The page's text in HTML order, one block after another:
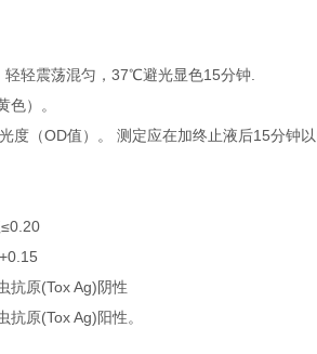
轻震荡混匀，37℃避光显色15分钟.
）。
（OD值）。 测定应在加终止液后15分钟以
抗原(Tox Ag)阴性
原(Tox Ag)阳性。